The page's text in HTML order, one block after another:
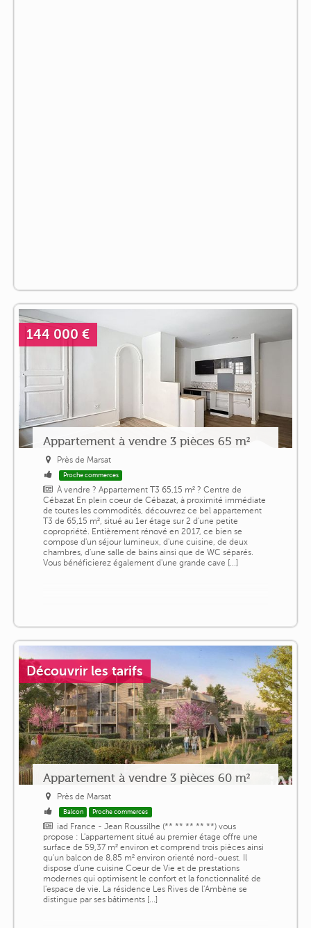
144 000 €
Appartement à vendre 3 pièces 65 m²
Près de Marsat
Proche commerces
À vendre ? Appartement T3 65,15 m² ? Centre de
Cébazat En plein coeur de Cébazat, à proximité immédiate
de toutes les commodités, découvrez ce bel appartement
T3 de 65,15 m², situé au 1er étage sur 2 d'une petite
copropriété. Entièrement rénové en 2017, ce bien se
compose d'un séjour lumineux, d'une cuisine, de deux
chambres, d'une salle de bains ainsi que de WC séparés.
Vous bénéficierez également d'une grande cave [...]
Découvrir les tarifs
Appartement à vendre 3 pièces 60 m²
Près de Marsat
Balcon Proche commerces
iad France - Jean Roussilhe (** ** ** ** **) vous
propose : L'appartement situé au premier étage offre une
surface de 59,37 m² environ et comprend trois pièces ainsi
qu'un balcon de 8,85 m² environ orienté nord-ouest. Il
dispose d'une cuisine Coeur de Vie et de prestations
modernes qui optimisent le confort et la fonctionnalité de
l'espace de vie. La résidence Les Rives de l'Ambène se
distingue par ses bâtiments [...]